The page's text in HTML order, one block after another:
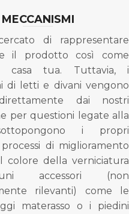
MECCANISMI
di rappresentare
il prodotto così come
casa tua. Tuttavia, i
di letti e divani vengono
dai nostri
per questioni legate alla
i propri
di miglioramento
colore della verniciatura
accessori (non
rilevanti) come le
materasso o i piedini